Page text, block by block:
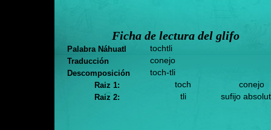
Ficha de lectura del glifo
Palabra Náhuatl tochtli
Traducción conejo
Descomposición toch-tli
Raiz 1: toch conejo
Raiz 2: tli sufijo